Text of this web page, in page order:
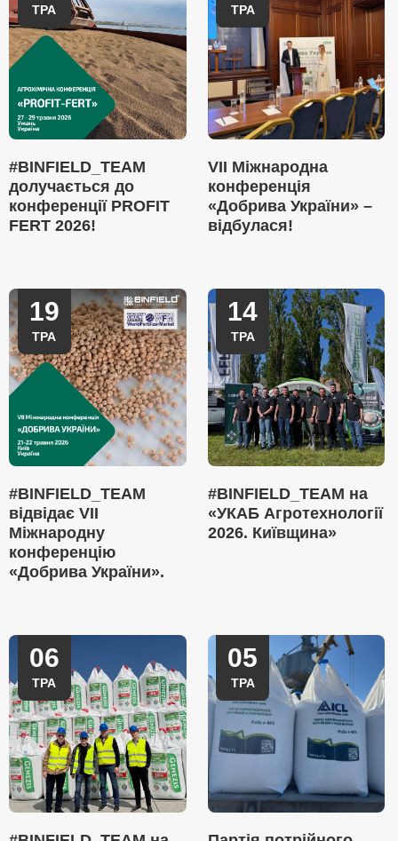
ТРА
#BINFIELD_TEAM
долучається до
конференції PROFIT
FERT 2026!
ТРА
VII Міжнародна
конференція
«Добрива України» –
відбулася!
19
ТРА
#BINFIELD_TEAM
відвідає VII
Міжнародну
конференцію
«Добрива України».
14
ТРА
#BINFIELD_TEAM на
«УКАБ Агротехнології
2026. Київщина»
06
ТРА
05
ТРА